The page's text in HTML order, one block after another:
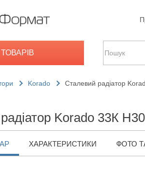
Korado Сталевий радіатор
Korado 33К
ХАРАКТЕРИСТИКИ ФОТО